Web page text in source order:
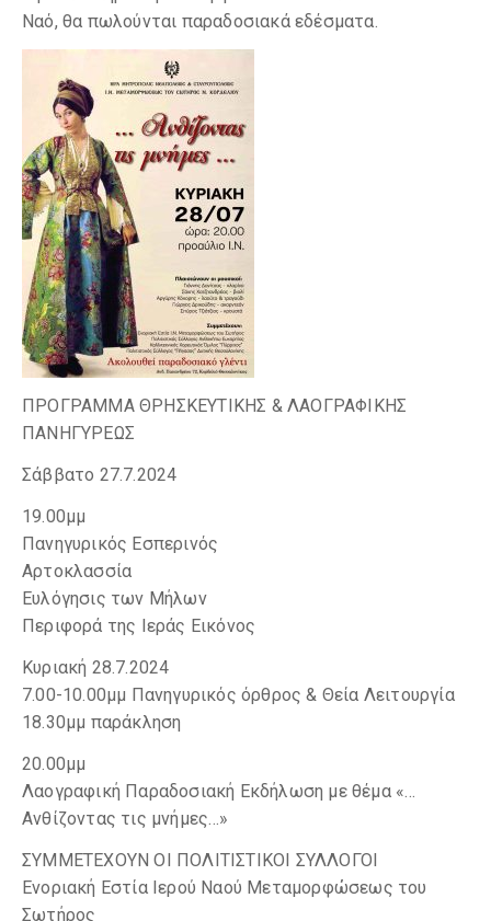
Ναό, θα πωλούνται παραδοσιακά εδέσματα.
ΠΡΟΓΡΑΜΜΑ ΘΡΗΣΚΕΥΤΙΚΗΣ & ΛΑΟΓΡΑΦΙΚΗΣ
ΠΑΝΗΓΥΡΕΩΣ
Σάββατο 27.7.2024
19.00μμ
Πανηγυρικός Εσπερινός
Αρτοκλασσία
Ευλόγησις των Μήλων
Περιφορά της Ιεράς Εικόνος
Κυριακή 28.7.2024
7.00-10.00μμ Πανηγυρικός όρθρος & Θεία Λειτουργία
18.30μμ παράκληση
20.00μμ
Λαογραφική Παραδοσιακή Εκδήλωση με θέμα «…
Ανθίζοντας τις μνήμες…»
ΣΥΜΜΕΤΕΧΟΥΝ ΟΙ ΠΟΛΙΤΙΣΤΙΚΟΙ ΣΥΛΛΟΓΟΙ
Ενοριακή Εστία Ιερού Ναού Μεταμορφώσεως του
Σωτήρος